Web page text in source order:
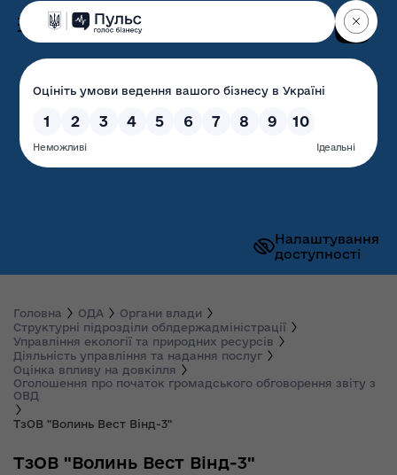
Налаштування
доступності
Волинська обласна
державна адміністрація
Головна ОДА
Органи влади
Структурні підрозділи облдержадміністрації
Управління екології та природних ресурсів
Діяльність управління та надання послуг
Оцінка впливу на довкілля
Оголошення про початок громадського обговорення звіту з
ОВД
ТзОВ "Волинь Вест Вінд-3"
ТзОВ "Волинь Вест Вінд-3"